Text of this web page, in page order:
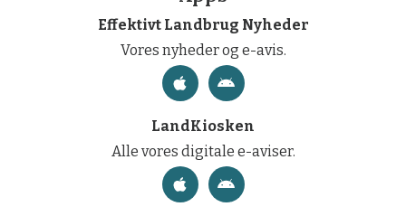
Effektivt Landbrug Nyheder
Vores nyheder og e-avis.
LandKiosken
Alle vores digitale e-aviser.